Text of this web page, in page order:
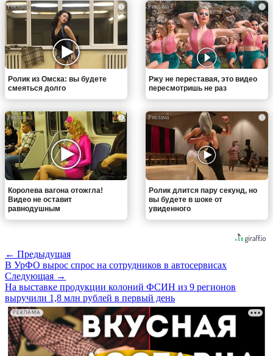
i
Ролик из Омска: вы будете
смеяться долго
i
Ржу не переставая, это видео
пересмотришь не раз
i
Королева вагона отожгла!
Видео не оставит
равнодушным
i
Ролик длится пару секунд, но
вы будете в шоке от
увиденного
← Предыдущая
В УрФО вырос спрос на сотрудников в автосервисах
Следующая →
На выставке продукции колоний ФСИН из 9 регионов
выручили 1,8 млн рублей в первый день
РЕКЛАМА